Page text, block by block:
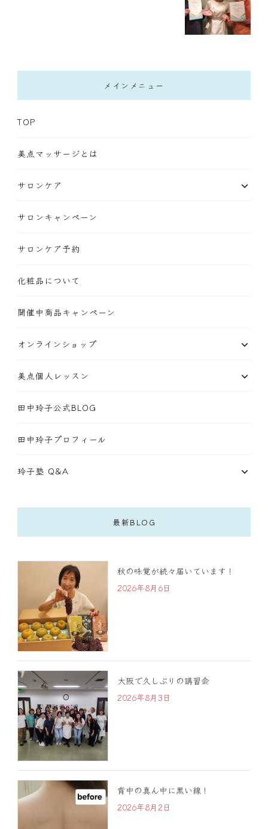
メインメニュー
TOP
美点マッサージとは
サロンケア
サロンキャンペーン
サロンケア予約
化粧品について
開催中商品キャンペーン
オンラインショップ
美点個人レッスン
田中玲子公式BLOG
田中玲子プロフィール
玲子塾 Q&A
最新BLOG
秋の味覚が続々届いています！
2026年8月6日
大阪で久しぶりの講習会
2026年8月3日
背中の真ん中に黒い線！
2026年8月2日